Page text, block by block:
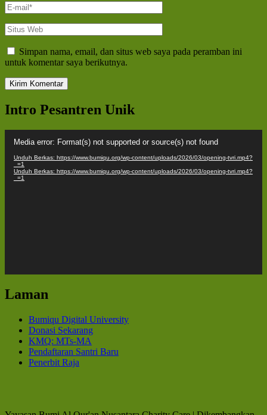
E-
mail*
Situs
Web
Simpan nama, email, dan situs web saya pada peramban ini
untuk komentar saya berikutnya.
Intro Pesantren Unik
Video
Media error: Format(s) not supported or source(s) not found
Unduh Berkas: https://www.bumiqu.org/wp-content/uploads/2026/03/opening-tvri.mp4?
_=1
Unduh Berkas: https://www.bumiqu.org/wp-content/uploads/2026/03/opening-tvri.mp4?
_=1
Laman
Bumiqu Digital University
Donasi Sekarang
KMQ: MTs-MA
Pendaftaran Santri Baru
Penerbit Raja